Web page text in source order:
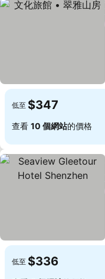
低至 $347
查看 10 個網站的價格
低至 $336